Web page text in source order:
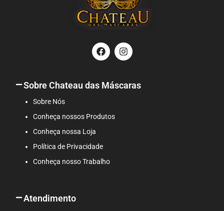
F
a
b
o
I
n
a
g
Sobre Chateau das Máscaras
Sobre Nós
Conheça nossos Produtos
Conheça nossa Loja
Política de Privacidade
Conheça nosso Trabalho
Atendimento